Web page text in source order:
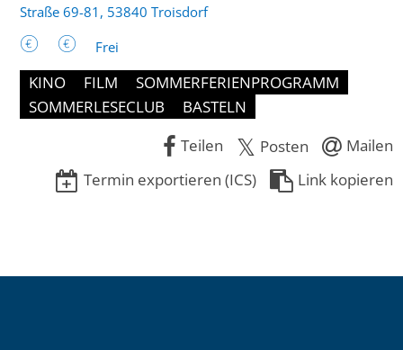
Straße 69-81, 53840 Troisdorf
Frei
KINO FILM
SOMMERFERIENPROGRAMM
SOMMERLESECLUB
BASTELN
Teilen
Posten
Mailen
Termin exportieren (ICS)
Link kopieren